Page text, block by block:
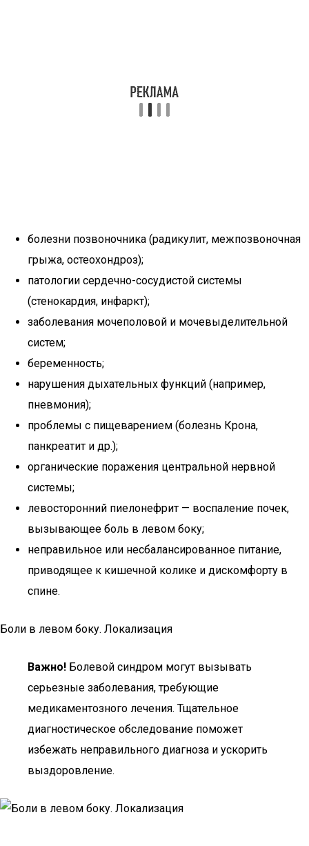
болезни позвоночника (радикулит, межпозвоночная
грыжа, остеохондроз);
патологии сердечно-сосудистой системы
(стенокардия, инфаркт);
заболевания мочеполовой и мочевыделительной
систем;
беременность;
нарушения дыхательных функций (например,
пневмония);
проблемы с пищеварением (болезнь Крона,
панкреатит и др.);
органические поражения центральной нервной
системы;
левосторонний пиелонефрит — воспаление почек,
вызывающее боль в левом боку;
неправильное или несбалансированное питание,
приводящее к кишечной колике и дискомфорту в
спине.
Боли в левом боку. Локализация
Важно! Болевой синдром могут вызывать
серьезные заболевания, требующие
медикаментозного лечения. Тщательное
диагностическое обследование поможет
избежать неправильного диагноза и ускорить
выздоровление.